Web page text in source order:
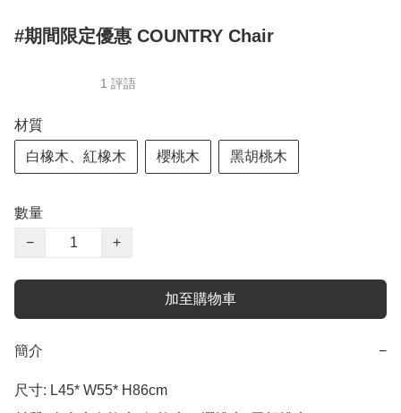
#期間限定優惠 COUNTRY Chair
1 評語
材質
白橡木、紅橡木 櫻桃木 黑胡桃木
數量
−
+
加至購物車
簡介 −
尺寸: L45* W55* H86cm